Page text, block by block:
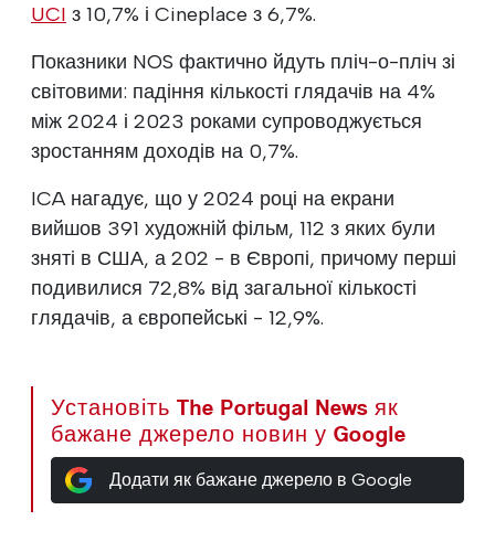
UCI з 10,7% і Cineplace з 6,7%.
Показники NOS фактично йдуть пліч-о-пліч зі
світовими: падіння кількості глядачів на 4%
між 2024 і 2023 роками супроводжується
зростанням доходів на 0,7%.
ICA нагадує, що у 2024 році на екрани
вийшов 391 художній фільм, 112 з яких були
зняті в США, а 202 - в Європі, причому перші
подивилися 72,8% від загальної кількості
глядачів, а європейські - 12,9%.
Установіть The Portugal News як
бажане джерело новин у Google
Додати як бажане джерело в Google